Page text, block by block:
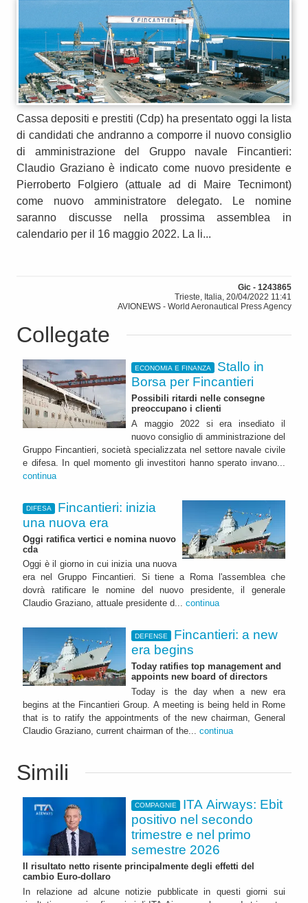
Cassa depositi e prestiti (Cdp) ha presentato oggi la lista
di candidati che andranno a comporre il nuovo consiglio
di amministrazione del Gruppo navale Fincantieri:
Claudio Graziano è indicato come nuovo presidente e
Pierroberto Folgiero (attuale ad di Maire Tecnimont)
come nuovo amministratore delegato. Le nomine
saranno discusse nella prossima assemblea in
calendario per il 16 maggio 2022. La li...
Gic - 1243865
Trieste, Italia, 20/04/2022 11:41
AVIONEWS - World Aeronautical Press Agency
Collegate
ECONOMIA E FINANZA
Stallo in
Borsa per Fincantieri
Possibili ritardi nelle consegne
preoccupano i clienti
A maggio 2022 si era insediato il
nuovo consiglio di amministrazione del
Gruppo Fincantieri, società specializzata nel settore navale civile
e difesa. In quel momento gli investitori hanno sperato invano...
continua
DIFESA
Fincantieri: inizia
una nuova era
Oggi ratifica vertici e nomina nuovo
cda
Oggi è il giorno in cui inizia una nuova
era nel Gruppo Fincantieri. Si tiene a Roma l'assemblea che
dovrà ratificare le nomine del nuovo presidente, il generale
Claudio Graziano, attuale presidente d... continua
DEFENSE
Fincantieri: a new
era begins
Today ratifies top management and
appoints new board of directors
Today is the day when a new era
begins at the Fincantieri Group. A meeting is being held in Rome
that is to ratify the appointments of the new chairman, General
Claudio Graziano, current chairman of the... continua
Simili
COMPAGNIE
ITA Airways: Ebit
positivo nel secondo
trimestre e nel primo
semestre 2026
Il risultato netto risente principalmente degli effetti del
cambio Euro-dollaro
In relazione ad alcune notizie pubblicate in questi giorni sui